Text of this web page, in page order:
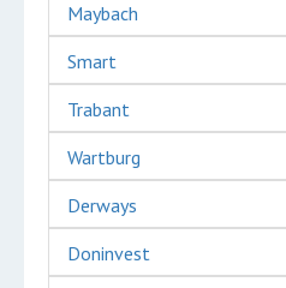
Maybach
Smart
Trabant
Wartburg
Derways
Doninvest